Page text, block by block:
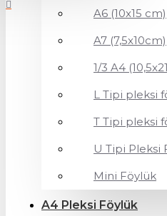
A6 (10x15 cm)
A7 (7,5x10cm)
1/3 A4
L Tipi pleksi
T Tipi pleksi
U Tipi Pleksi
Mini Föylük
A4 Pleksi Föylük